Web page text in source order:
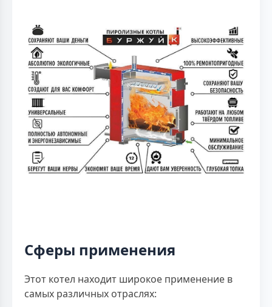
Сферы применения
Этот котел находит широкое применение в
самых различных отраслях: